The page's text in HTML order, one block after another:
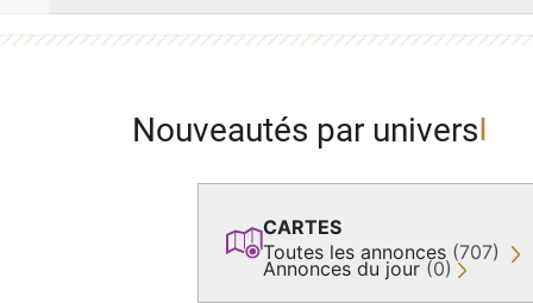
Nouveautés par univers
CARTES
Toutes les annonces (707)
Annonces du jour (0)